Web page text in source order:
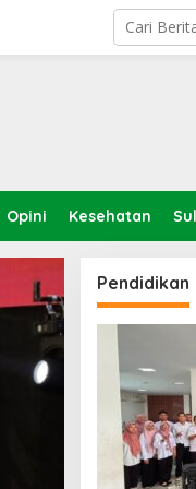
Opini Kesehatan
Pendidikan